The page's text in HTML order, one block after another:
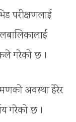
परीक्षणलाई
गरेको छ ।
अवस्था हेरेर
गरेको छ ।